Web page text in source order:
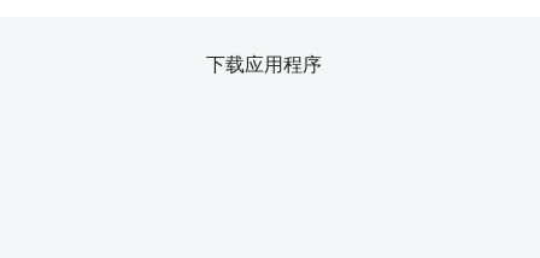
下载应用程序